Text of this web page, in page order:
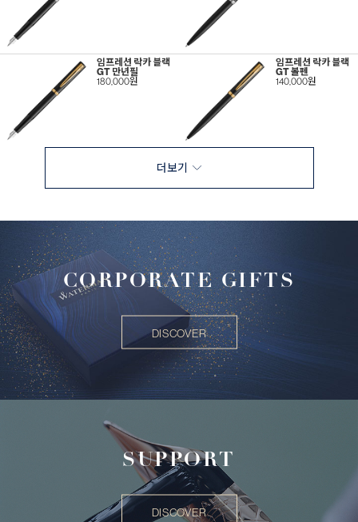
임프레션 락카 블랙
GT 만년필
180,000원
임프레션 락카 블랙
GT 볼펜
140,000원
더보기
CORPORATE GIFTS
DISCOVER
SUPPORT
DISCOVER